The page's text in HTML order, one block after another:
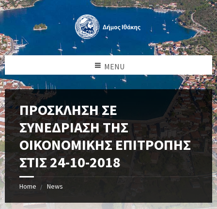
MENU
ΠΡΟΣΚΛΗΣΗ ΣΕ
ΣΥΝΕΔΡΙΑΣΗ ΤΗΣ
ΟΙΚΟΝΟΜΙΚΗΣ ΕΠΙΤΡΟΠΗΣ
ΣΤΙΣ 24-10-2018
Home News